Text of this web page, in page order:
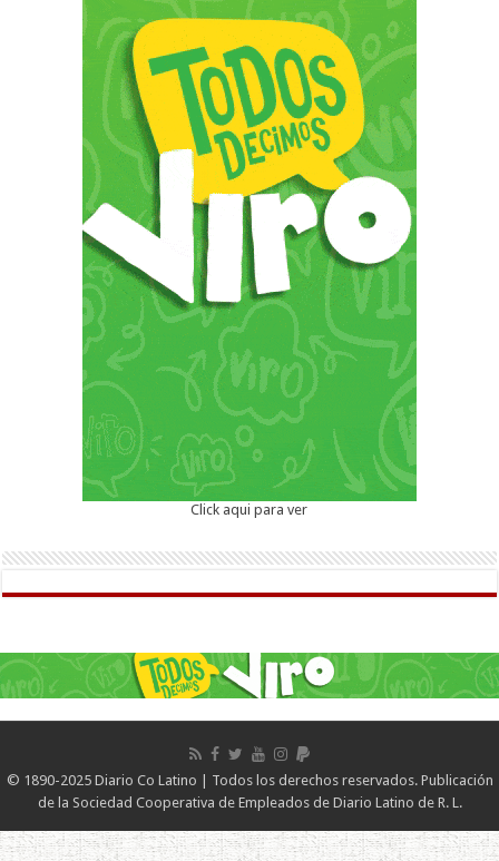
Click aqui para ver
© 1890-2025 Diario Co Latino | Todos los derechos reservados. Publicación
de la Sociedad Cooperativa de Empleados de Diario Latino de R. L.